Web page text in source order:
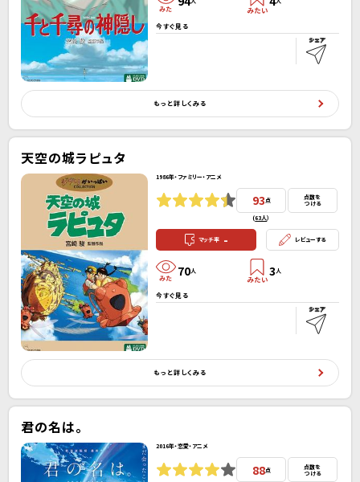
今すぐ見る
もっと詳しくみる
天空の城ラピュタ
1986年・ファミリー・アニメ
93点
(63人）
点数を
つける
マッチ率 - レビューする
70人 3人
今すぐ見る
もっと詳しくみる
君の名は。
2016年・恋愛・アニメ
88点
点数を
つける